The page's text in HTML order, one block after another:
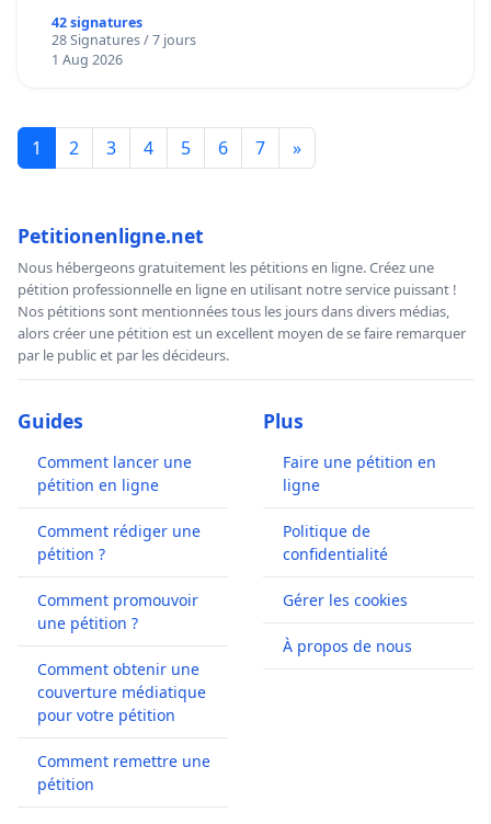
42 signatures
28 Signatures / 7 jours
1 Aug 2026
1 2 3 4 5 6 7 »
Petitionenligne.net
Nous hébergeons gratuitement les pétitions en ligne. Créez une
pétition professionnelle en ligne en utilisant notre service puissant !
Nos pétitions sont mentionnées tous les jours dans divers médias,
alors créer une pétition est un excellent moyen de se faire remarquer
par le public et par les décideurs.
Guides
Comment lancer une
pétition en ligne
Comment rédiger une
pétition ?
Comment promouvoir
une pétition ?
Comment obtenir une
couverture médiatique
pour votre pétition
Comment remettre une
pétition
Plus
Faire une pétition en
ligne
Politique de
confidentialité
Gérer les cookies
À propos de nous